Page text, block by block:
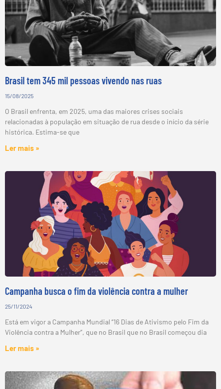
Brasil tem 345 mil pessoas vivendo nas ruas
15/08/2025
O Brasil enfrenta, em 2025, uma das maiores crises sociais
relacionadas à população em situação de rua desde o início da série
histórica. Estima-se que
Ler mais »
Campanha busca o fim da violência contra a mulher
25/11/2024
Está em vigor a Campanha Mundial “16 Dias de Ativismo pelo Fim da
Violência contra a Mulher”, que no Brasil que no Brasil começou dia
Ler mais »